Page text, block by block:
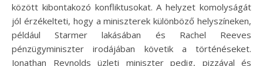
között kibontakozó konfliktusokat. A helyzet komolyságát
jól érzékelteti, hogy a miniszterek különböző helyszíneken,
például Starmer lakásában és Rachel Reeves
pénzügyminiszter irodájában követik a történéseket.
Jonathan Reynolds üzleti miniszter pedig, pizzával és